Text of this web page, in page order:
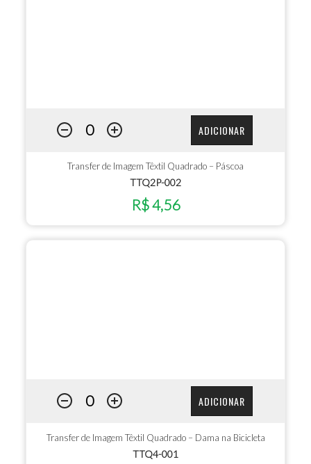
ADICIONAR
Transfer de Imagem Têxtil Quadrado – Páscoa
TTQ2P-002
R$ 4,56
ADICIONAR
Transfer de Imagem Têxtil Quadrado – Dama na Bicicleta
TTQ4-001